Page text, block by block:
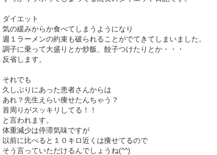
ダイエット
気の緩みからか食べてしまうようになり
週１ラーメンの約束も破られることがでてきてしまいました。
調子に乗って大盛りとか炒飯、餃子つけたりとか・・・
反省します。
それでも
久しぶりにあった患者さんからは
あれ？先生えらい痩せたんちゃう？
首周りがスッキリしてる！！
と言われます。
体重減少は停滞気味ですが
以前に比べると１０キロ近くは痩せてるので
そう言っていただけるんでしょうね(^^)